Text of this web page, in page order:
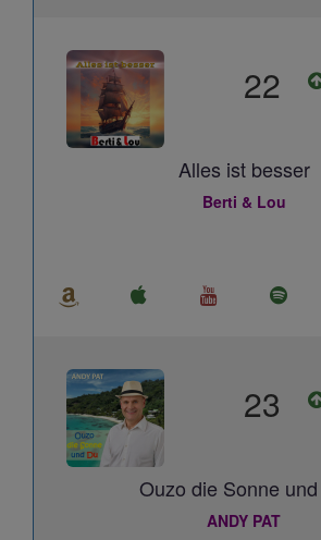
22
Alles ist besser
Berti & Lou
23
Ouzo die Sonne
ANDY PAT